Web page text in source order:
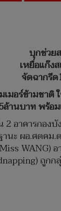
บุกช่วย
เหยื่อแก๊ง
จัดฉากรีด
อร์ข้ามชาติ
ล้านบาท พ
2 อาคารกอ
ะ ผอ.ศตค
ถูก